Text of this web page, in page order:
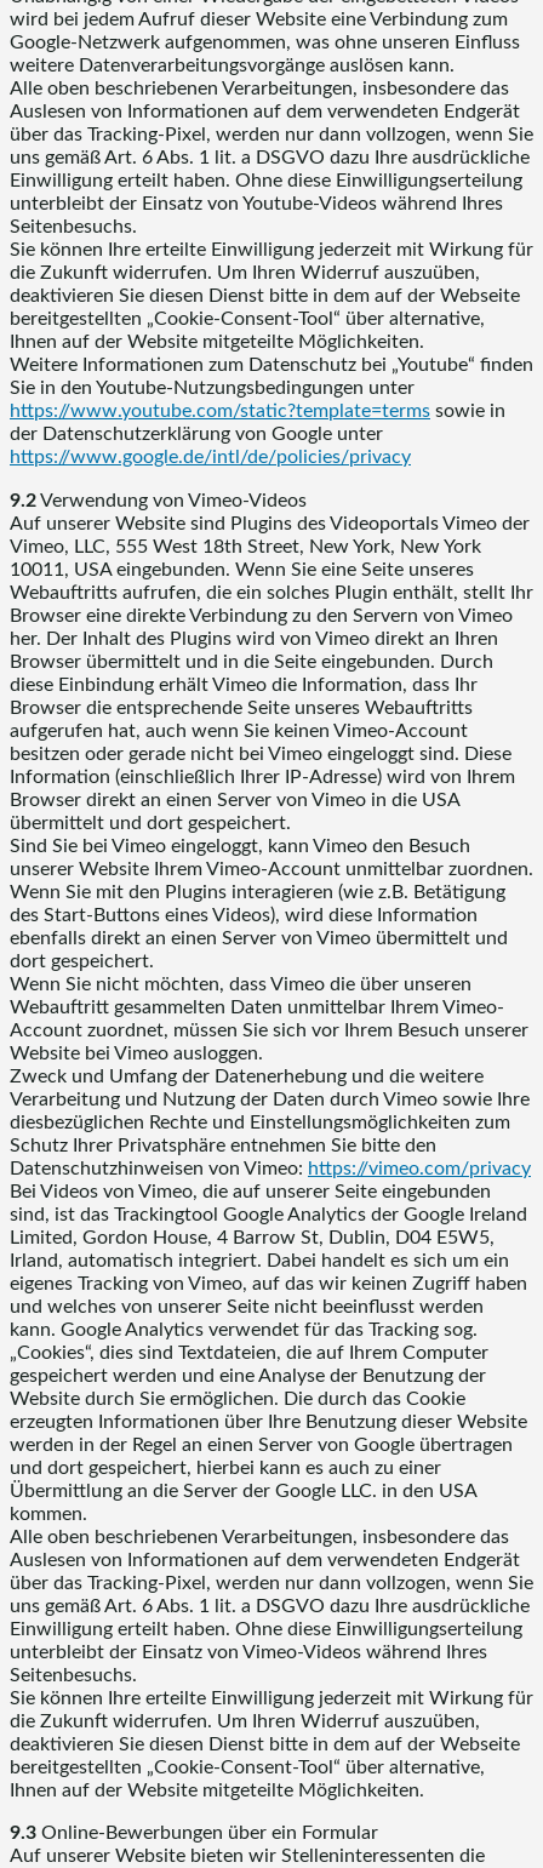
wird bei jedem Aufruf dieser Website eine Verbindung zum
Google-Netzwerk aufgenommen, was ohne unseren Einfluss
weitere Datenverarbeitungsvorgänge auslösen kann.
Alle oben beschriebenen Verarbeitungen, insbesondere das
Auslesen von Informationen auf dem verwendeten Endgerät
über das Tracking-Pixel, werden nur dann vollzogen, wenn Sie
uns gemäß Art. 6 Abs. 1 lit. a DSGVO dazu Ihre ausdrückliche
Einwilligung erteilt haben. Ohne diese Einwilligungserteilung
unterbleibt der Einsatz von Youtube-Videos während Ihres
Seitenbesuchs.
Sie können Ihre erteilte Einwilligung jederzeit mit Wirkung für
die Zukunft widerrufen. Um Ihren Widerruf auszuüben,
deaktivieren Sie diesen Dienst bitte in dem auf der Webseite
bereitgestellten „Cookie-Consent-Tool“ über alternative,
Ihnen auf der Website mitgeteilte Möglichkeiten.
Weitere Informationen zum Datenschutz bei „Youtube“ finden
Sie in den Youtube-Nutzungsbedingungen unter
https://www.youtube.com/static?template=terms sowie in
der Datenschutzerklärung von Google unter
https://www.google.de/intl /de/policies/privacy
9.2Verwendung von Vimeo-Videos
Auf unserer Website sind Plugins des Videoportals Vimeo der
Vimeo, LLC, 555 West 18th Street, New York, New York
10011, USA eingebunden. Wenn Sie eine Seite unseres
Webauftritts aufrufen, die ein solches Plugin enthält, stellt Ihr
Browser eine direkte Verbindung zu den Servern von Vimeo
her. Der Inhalt des Plugins wird von Vimeo direkt an Ihren
Browser übermittelt und in die Seite eingebunden. Durch
diese Einbindung erhält Vimeo die Information, dass Ihr
Browser die entsprechende Seite unseres Webauftritts
aufgerufen hat, auch wenn Sie keinen Vimeo-Account
besitzen oder gerade nicht bei Vimeo eingeloggt sind. Diese
Information (einschließlich Ihrer IP-Adresse) wird von Ihrem
Browser direkt an einen Server von Vimeo in die USA
übermittelt und dort gespeichert.
Sind Sie bei Vimeo eingeloggt, kann Vimeo den Besuch
unserer Website Ihrem Vimeo-Account unmittelbar zuordnen.
Wenn Sie mit den Plugins interagieren (wie z.B. Betätigung
des Start-Buttons eines Videos), wird diese Information
ebenfalls direkt an einen Server von Vimeo übermittelt und
dort gespeichert.
Wenn Sie nicht möchten, dass Vimeo die über unseren
Webauftritt gesammelten Daten unmittelbar Ihrem Vimeo-
Account zuordnet, müssen Sie sich vor Ihrem Besuch unserer
Website bei Vimeo ausloggen.
Zweck und Umfang der Datenerhebung und die weitere
Verarbeitung und Nutzung der Daten durch Vimeo sowie Ihre
diesbezüglichen Rechte und Einstellungsmöglichkeiten zum
Schutz Ihrer Privatsphäre entnehmen Sie bitte den
Datenschutzhinweisen von Vimeo: https://vimeo.com/privacy
Bei Videos von Vimeo, die auf unserer Seite eingebunden
sind, ist das Trackingtool Google Analytics der Google Ireland
Limited, Gordon House, 4 Barrow St, Dublin, D04 E5W5,
Irland, automatisch integriert. Dabei handelt es sich um ein
eigenes Tracking von Vimeo, auf das wir keinen Zugriff haben
und welches von unserer Seite nicht beeinflusst werden
kann. Google Analytics verwendet für das Tracking sog.
„Cookies“, dies sind Textdateien, die auf Ihrem Computer
gespeichert werden und eine Analyse der Benutzung der
Website durch Sie ermöglichen. Die durch das Cookie
erzeugten Informationen über Ihre Benutzung dieser Website
werden in der Regel an einen Server von Google übertragen
und dort gespeichert, hierbei kann es auch zu einer
Übermittlung an die Server der Google LLC. in den USA
kommen.
Alle oben beschriebenen Verarbeitungen, insbesondere das
Auslesen von Informationen auf dem verwendeten Endgerät
über das Tracking-Pixel, werden nur dann vollzogen, wenn Sie
uns gemäß Art. 6 Abs. 1 lit. a DSGVO dazu Ihre ausdrückliche
Einwilligung erteilt haben. Ohne diese Einwilligungserteilung
unterbleibt der Einsatz von Vimeo-Videos während Ihres
Seitenbesuchs.
Sie können Ihre erteilte Einwilligung jederzeit mit Wirkung für
die Zukunft widerrufen. Um Ihren Widerruf auszuüben,
deaktivieren Sie diesen Dienst bitte in dem auf der Webseite
bereitgestellten „Cookie-Consent-Tool“ über alternative,
Ihnen auf der Website mitgeteilte Möglichkeiten.
9.3 Online-Bewerbungen über ein Formular
Auf unserer Website bieten wir Stelleninteressenten die